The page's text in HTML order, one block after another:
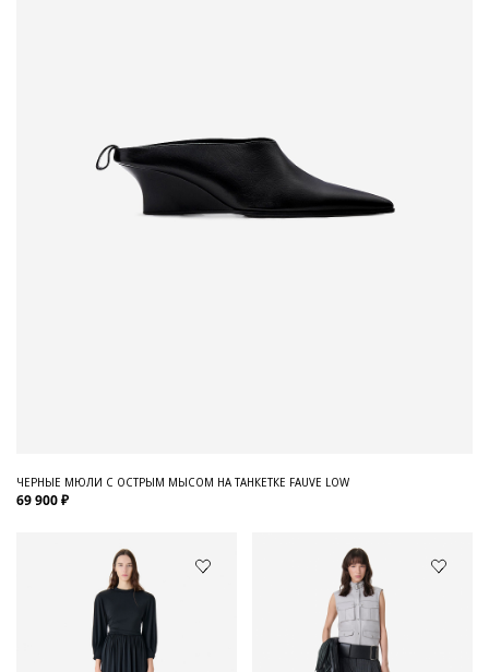
ЧЕРНЫЕ МЮЛИ С ОСТРЫМ МЫСОМ НА ТАНКЕТКЕ FAUVE LOW
69 900 ₽